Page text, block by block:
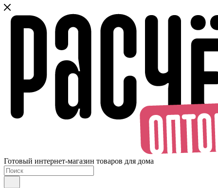
Готовый интернет-магазин товаров для дома